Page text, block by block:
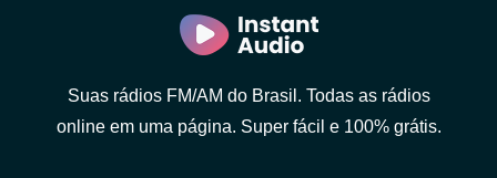
Suas rádios FM/AM do Brasil. Todas as rádios
online em uma página. Super fácil e 100% grátis.